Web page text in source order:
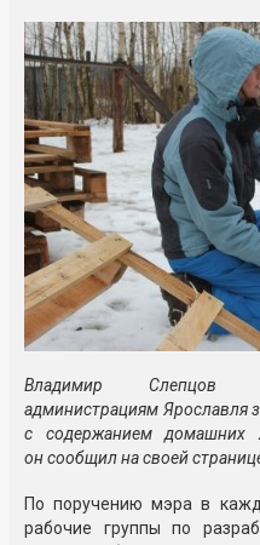
Владимир Слепцов
администрациям Ярославля
с содержанием
он сообщил на своей
По поручению мэра в
рабочие группы по